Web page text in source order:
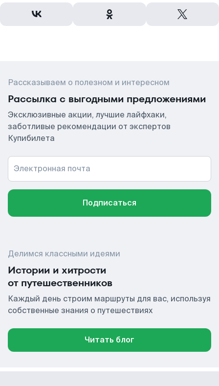
Рассказываем о полезном и интересном
Рассылка с выгодными предложениями
Эксклюзивные акции, лучшие лайфхаки,
заботливые рекомендации от экспертов
Купибилета
Электронная почта
Подписаться
Делимся классными идеями
Истории и хитрости
от путешественников
Каждый день строим маршруты для вас, используя
собственные знания о путешествиях
Читать блог